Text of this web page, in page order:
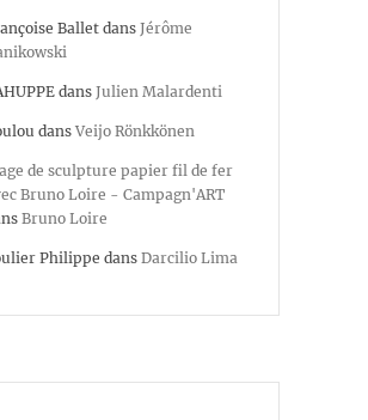
Balletdans Jérôme
dans Julien Malardenti
dans Veijo Rönkkönen
de sculpture papier fil de fer
Bruno Loire - Campagn'ART
Bruno Loire
Philippe dans Darcilio Lima